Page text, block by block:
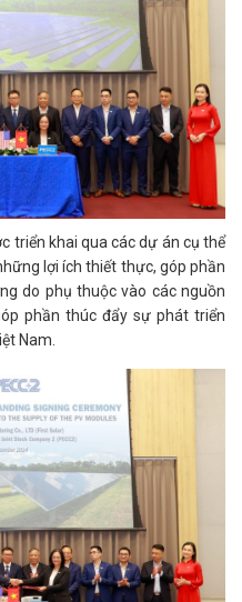
triển khai qua các dự án cụ thể
lợi ích thiết thực, góp phần
do phụ thuộc vào các nguồn
phần thúc đẩy sự phát triển
Nam.